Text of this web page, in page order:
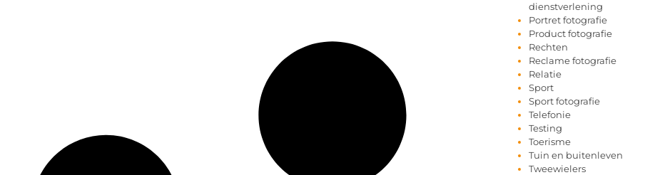
dienstverlening
Portret fotografie
Product fotografie
Rechten
Reclame fotografie
Relatie
Sport
Sport fotografie
Telefonie
Testing
Toerisme
Tuin en buitenleven
Tweewielers